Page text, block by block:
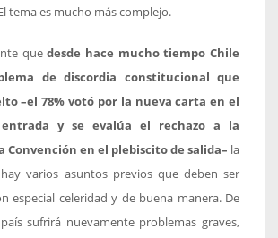
tema es mucho más complejo.
quedesde hace mucho tiempo Chile
de discordia constitucional que
–el 78% votó por la nueva carta en el
y se evalúa el rechazo a la
Convención en el plebiscito de salida– la
varios asuntos previos que deben ser
especial celeridad y de buena manera. De
sufrirá nuevamente problemas graves,